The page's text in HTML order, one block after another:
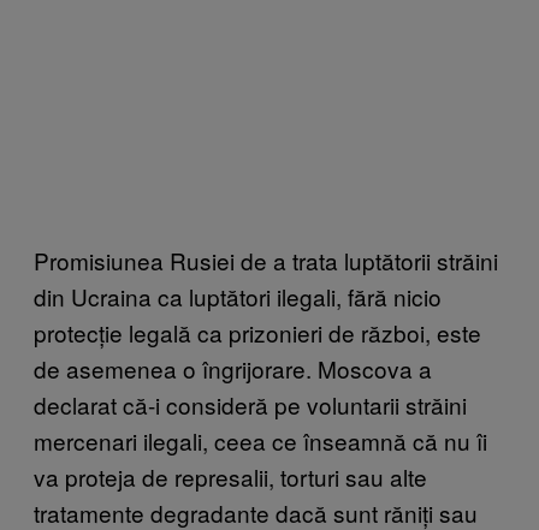
Promisiunea Rusiei de a trata luptătorii străini
din Ucraina ca luptători ilegali, fără nicio
protecție legală ca prizonieri de război, este
de asemenea o îngrijorare. Moscova a
declarat că-i consideră pe voluntarii străini
mercenari ilegali, ceea ce înseamnă că nu îi
va proteja de represalii, torturi sau alte
tratamente degradante dacă sunt răniți sau